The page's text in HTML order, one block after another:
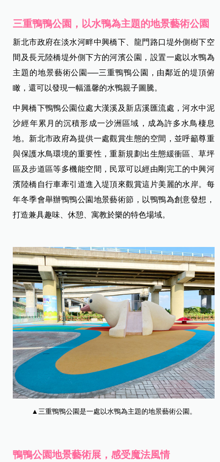
三重鴨鴨公園，以水鴨為主題的地景藝術公園
新北市政府在淡水河畔中興橋下、龍門路口堤外側樹下空
間及長元陸橋堤外側下方的河濱公園，設置一處以水鴨為
主題的地景藝術公園──三重鴨鴨公園，由鄰近的堤頂俯
瞰，還可以發現一幅溫馨的水鴨親子圖騰。
中興橋下鴨鴨公園位處大漢溪及新店溪匯流處，河水中泥
沙經年累月的沉積形成一沙洲區域，成為許多水鳥棲息
地。新北市政府為提供一處觀賞生態的空間，並呼籲尊重
與保護水鳥環境的重要性，重新規劃出生態緩衝區、草坪
區及步道區等多機能空間，民眾可以經由剛完工的中興河
濱陸橋自行車牽引道進入堤頂來觀賞這片美麗的水岸。每
年冬季會舉辦鴨鴨公園地景藝術節，以鴨鴨為創意發想，
打造兼具趣味、休憩、寓教於樂的特色場域。
▲三重鴨鴨公園是一處以水鴨為主題的地景藝術公園。
鴨鴨公園地景藝術展，感受魔法風情